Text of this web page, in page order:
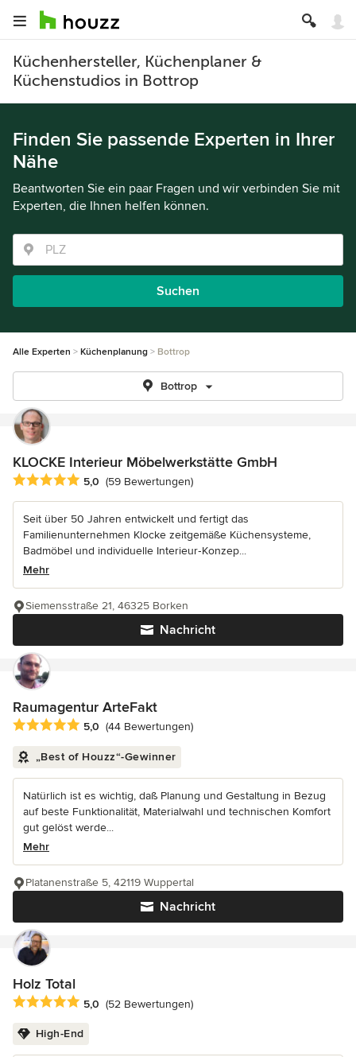
Küchenhersteller, Küchenplaner &
Küchenstudios in Bottrop
Finden Sie passende Experten in Ihrer
Nähe
Beantworten Sie ein paar Fragen und wir verbinden Sie mit
Experten, die Ihnen helfen können.
Suchen
Alle Experten Küchenplanung Bottrop
Bottrop
KLOCKE Interieur Möbelwerkstätte GmbH
Durchschnittliche Bewertung: 5 von 5 Sternen
5,0 (59 Bewertungen)
Seit über 50 Jahren entwickelt und fertigt das
Familienunternehmen Klocke zeitgemäße Küchensysteme,
Badmöbel und individuelle Interieur‑Konzep...
Mehr
Nachricht
Siemensstraße 21, 46325 Borken
Raumagentur ArteFakt
Durchschnittliche Bewertung: 5 von 5 Sternen
5,0 (44 Bewertungen)
„Best of Houzz“-Gewinner
Natürlich ist es wichtig, daß Planung und Gestaltung in Bezug
auf beste Funktionalität, Materialwahl und technischen Komfort
gut gelöst werde...
Mehr
Nachricht
Platanenstraße 5, 42119 Wuppertal
Holz Total
Durchschnittliche Bewertung: 5 von 5 Sternen
5,0 (52 Bewertungen)
High-End